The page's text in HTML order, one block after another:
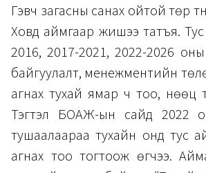
Гэвч загасны санах ойтой төр
Ховд аймгаар жишээ татъя.
2016, 2017-2021, 2022-2026
байгуулалт, менежментийн
агнах тухай ямар ч тоо, нөөц
Тэгтэл БОАЖ-ын сайд 2022
тушаалаараа тухайн онд тус
агнах тоо тогтоож өгчээ.